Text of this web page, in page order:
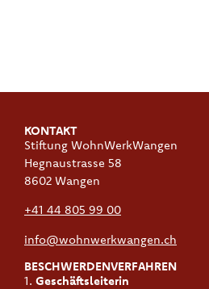
KONTAKT
Stiftung WohnWerkWangen
Hegnaustrasse 58
8602 Wangen
+41 44 805 99 00
info@wohnwerkwangen.ch
BESCHWERDENVERFAHREN
Geschäftsleiterin